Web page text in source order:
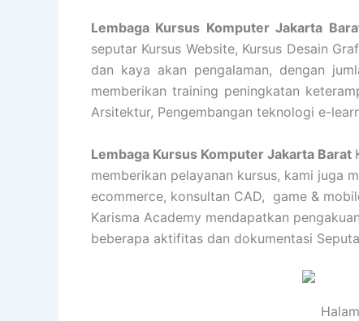
Lembaga Kursus Komputer Jakarta
seputar Kursus Website, Kursus Desain
dan kaya akan pengalaman, dengan
memberikan training peningkatan
Arsitektur, Pengembangan teknologi e-
Lembaga Kursus Komputer Jakarta Barat
memberikan pelayanan kursus, kami juga
ecommerce, konsultan CAD, game &
Karisma Academy mendapatkan
beberapa aktifitas dan dokumentasi